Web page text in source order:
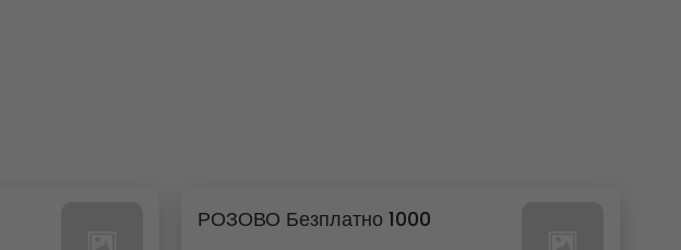
РОЗОВО Безплатно 1000